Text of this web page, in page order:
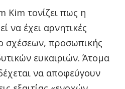
Kim τονίζει πως η
να έχει αρνητικές
σχέσεων, προσωπικής
ευκαιριών. Άτομα
να αποφεύγουν